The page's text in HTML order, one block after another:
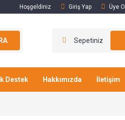
Hoşgeldiniz Giriş Yap Üye Ol
Sepetiniz
Destek Hakkımızda İletişim